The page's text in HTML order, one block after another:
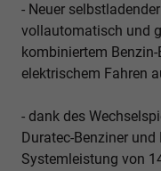
- Neuer
vollautomatisch und
kombiniertem
elektrischem Fahren
- dank des
Duratec-Benziner
Systemleistung von